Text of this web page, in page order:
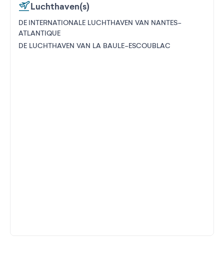
Luchthaven(s)
DE INTERNATIONALE LUCHTHAVEN VAN NANTES-
ATLANTIQUE
DE LUCHTHAVEN VAN LA BAULE-ESCOUBLAC